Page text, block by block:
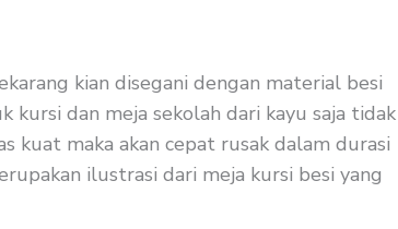
kian disegani dengan material besi
kursi dan meja sekolah dari kayu saja tidak
kuat maka akan cepat rusak dalam durasi
ilustrasi dari meja kursi besi yang